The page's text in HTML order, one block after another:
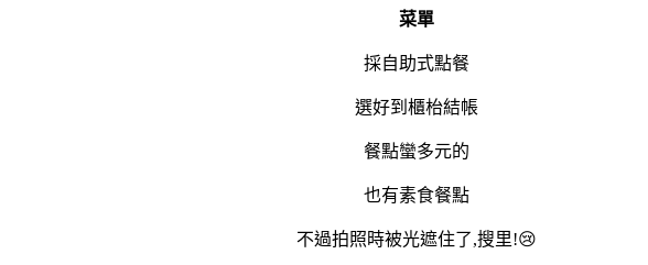
菜單
採自助式點餐
選好到櫃枱結帳
餐點蠻多元的
也有素食餐點
不過拍照時被光遮住了,搜里!😢